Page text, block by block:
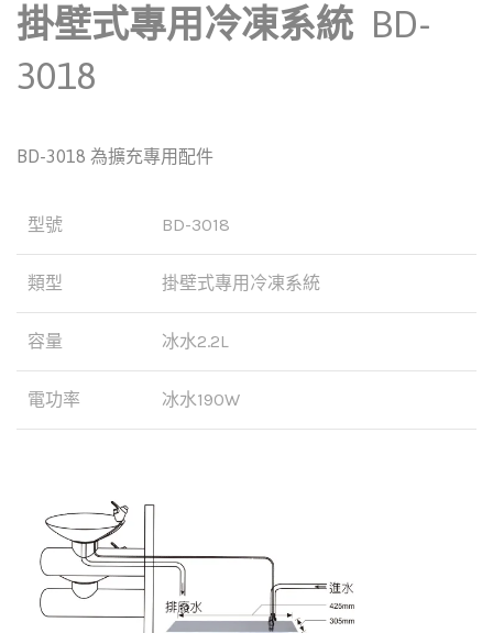
掛壁式專用冷凍系統 BD-
3018
BD-3018 為擴充專用配件
型號 BD-3018
類型 掛壁式專用冷凍系統
容量 冰水2.2L
電功率 冰水190W